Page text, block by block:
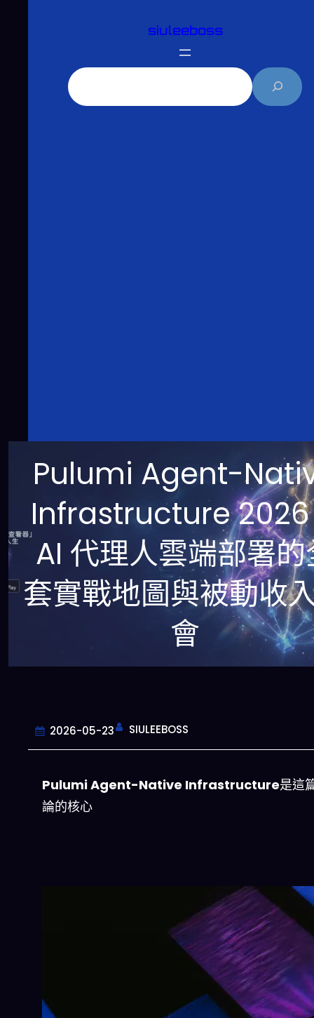
siuleeboss
Pulumi Agent-
Infrastructure
AI 代理人雲端部署的
套實戰地圖與被動收
會
2026-05-23 SIULEEBOSS
Pulumi Agent-Native Infrastructure是這
論的核心